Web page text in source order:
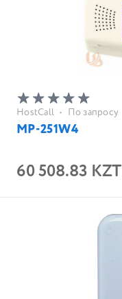
HostCall • По запросу
MP-251W4
60 508.83 KZT